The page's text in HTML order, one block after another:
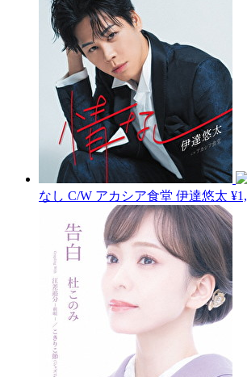
なし C/W アカシア食堂 伊達悠太